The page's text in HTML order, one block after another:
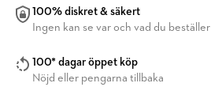
100% diskret & säkert
Ingen kan se var och vad du beställer
100* dagar öppet köp
Nöjd eller pengarna tillbaka